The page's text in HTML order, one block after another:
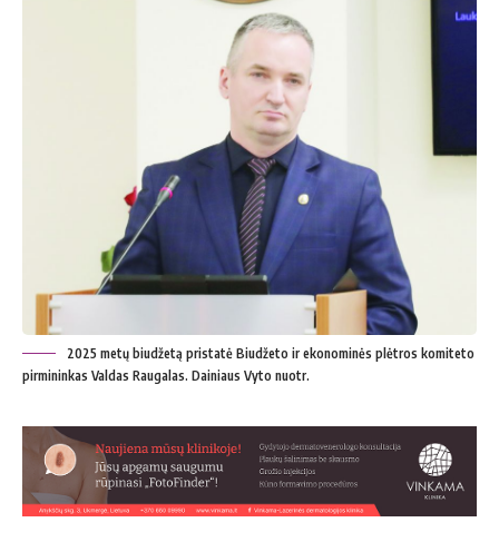
2025 metų biudžetą pristatė Biudžeto ir ekonominės plėtros komiteto
pirmininkas Valdas Raugalas. Dainiaus Vyto nuotr.